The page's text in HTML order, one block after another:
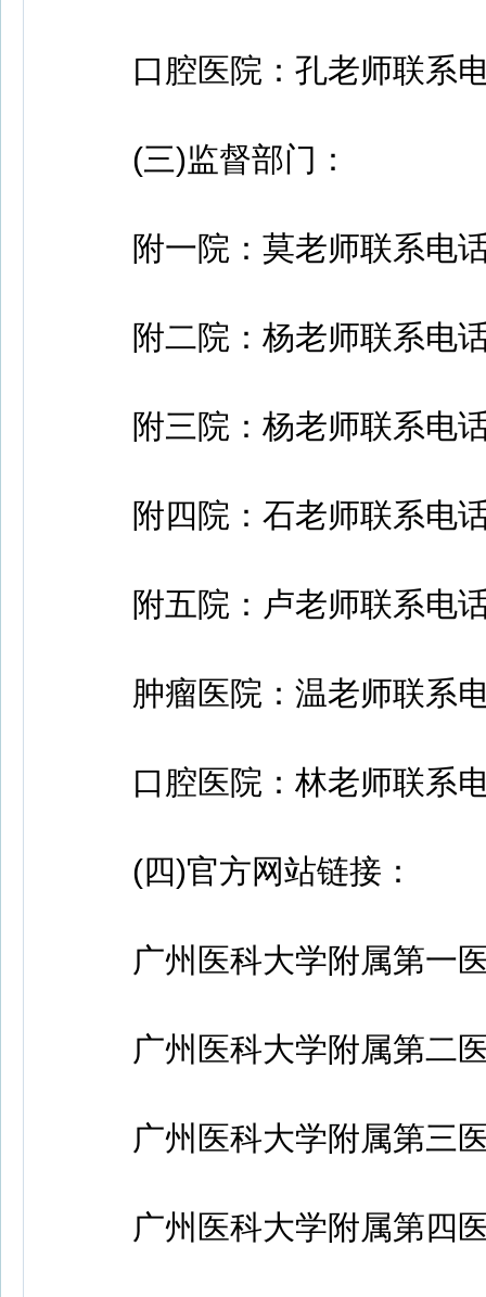
口腔医院：孔老师联系电
(三)监督部门：
附一院：莫老师联系电
附二院：杨老师联系电
附三院：杨老师联系电
附四院：石老师联系电
附五院：卢老师联系电
肿瘤医院：温老师联系电
口腔医院：林老师联系电
(四)官方网站链接：
广州医科大学附属第一医
广州医科大学附属第二医
广州医科大学附属第三医
广州医科大学附属第四医